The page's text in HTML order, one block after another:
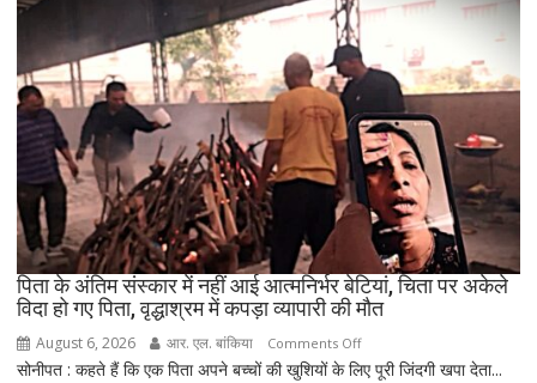
निकला
परिवार,
बहुओं
ने
उठाया
जिम्मा,
बोले-
माता-
पिता
की
सेवा
ही
पिता के अंतिम संस्कार में नहीं आई आत्मनिर्भर बेटियां, चिता पर अकेले
विदा हो गए पिता, वृद्धाश्रम में कपड़ा व्यापारी की मौत
August 6, 2026 आर. एल. बांकिया Comments Offon
पिता
सोनीपत : कहते हैं कि एक पिता अपने बच्चों की खुशियों के लिए पूरी जिंदगी खपा देता...